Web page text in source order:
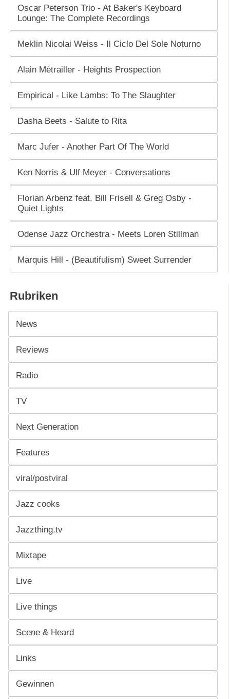
Oscar Peterson Trio - At Baker's Keyboard
Lounge: The Complete Recordings
Meklin Nicolai Weiss - Il Ciclo Del Sole Noturno
Alain Métrailler - Heights Prospection
Empirical - Like Lambs: To The Slaughter
Dasha Beets - Salute to Rita
Marc Jufer - Another Part Of The World
Ken Norris & Ulf Meyer - Conversations
Florian Arbenz feat. Bill Frisell & Greg Osby -
Quiet Lights
Odense Jazz Orchestra - Meets Loren Stillman
Marquis Hill - (Beautifulism) Sweet Surrender
Rubriken
News
Reviews
Radio
TV
Next Generation
Features
viral/postviral
Jazz cooks
Jazzthing.tv
Mixtape
Live
Live things
Scene & Heard
Links
Gewinnen